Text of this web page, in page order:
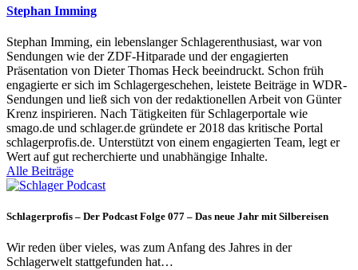
Stephan Imming
Stephan Imming, ein lebenslanger Schlagerenthusiast, war von
Sendungen wie der ZDF-Hitparade und der engagierten
Präsentation von Dieter Thomas Heck beeindruckt. Schon früh
engagierte er sich im Schlagergeschehen, leistete Beiträge in WDR-
Sendungen und ließ sich von der redaktionellen Arbeit von Günter
Krenz inspirieren. Nach Tätigkeiten für Schlagerportale wie
smago.de und schlager.de gründete er 2018 das kritische Portal
schlagerprofis.de. Unterstützt von einem engagierten Team, legt er
Wert auf gut recherchierte und unabhängige Inhalte.
Alle Beiträge
Schlagerprofis – Der Podcast Folge 077 – Das neue Jahr mit Silbereisen
Wir reden über vieles, was zum Anfang des Jahres in der
Schlagerwelt stattgefunden hat…